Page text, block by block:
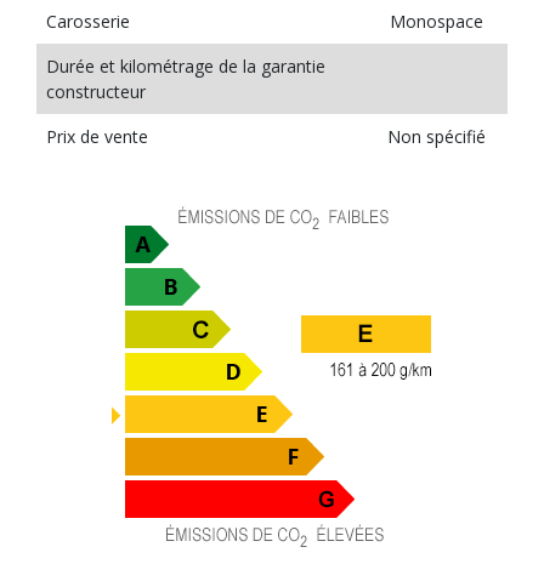
Carosserie
Monospace
Durée et kilométrage de la garantie
constructeur
Prix de vente
Non spécifié